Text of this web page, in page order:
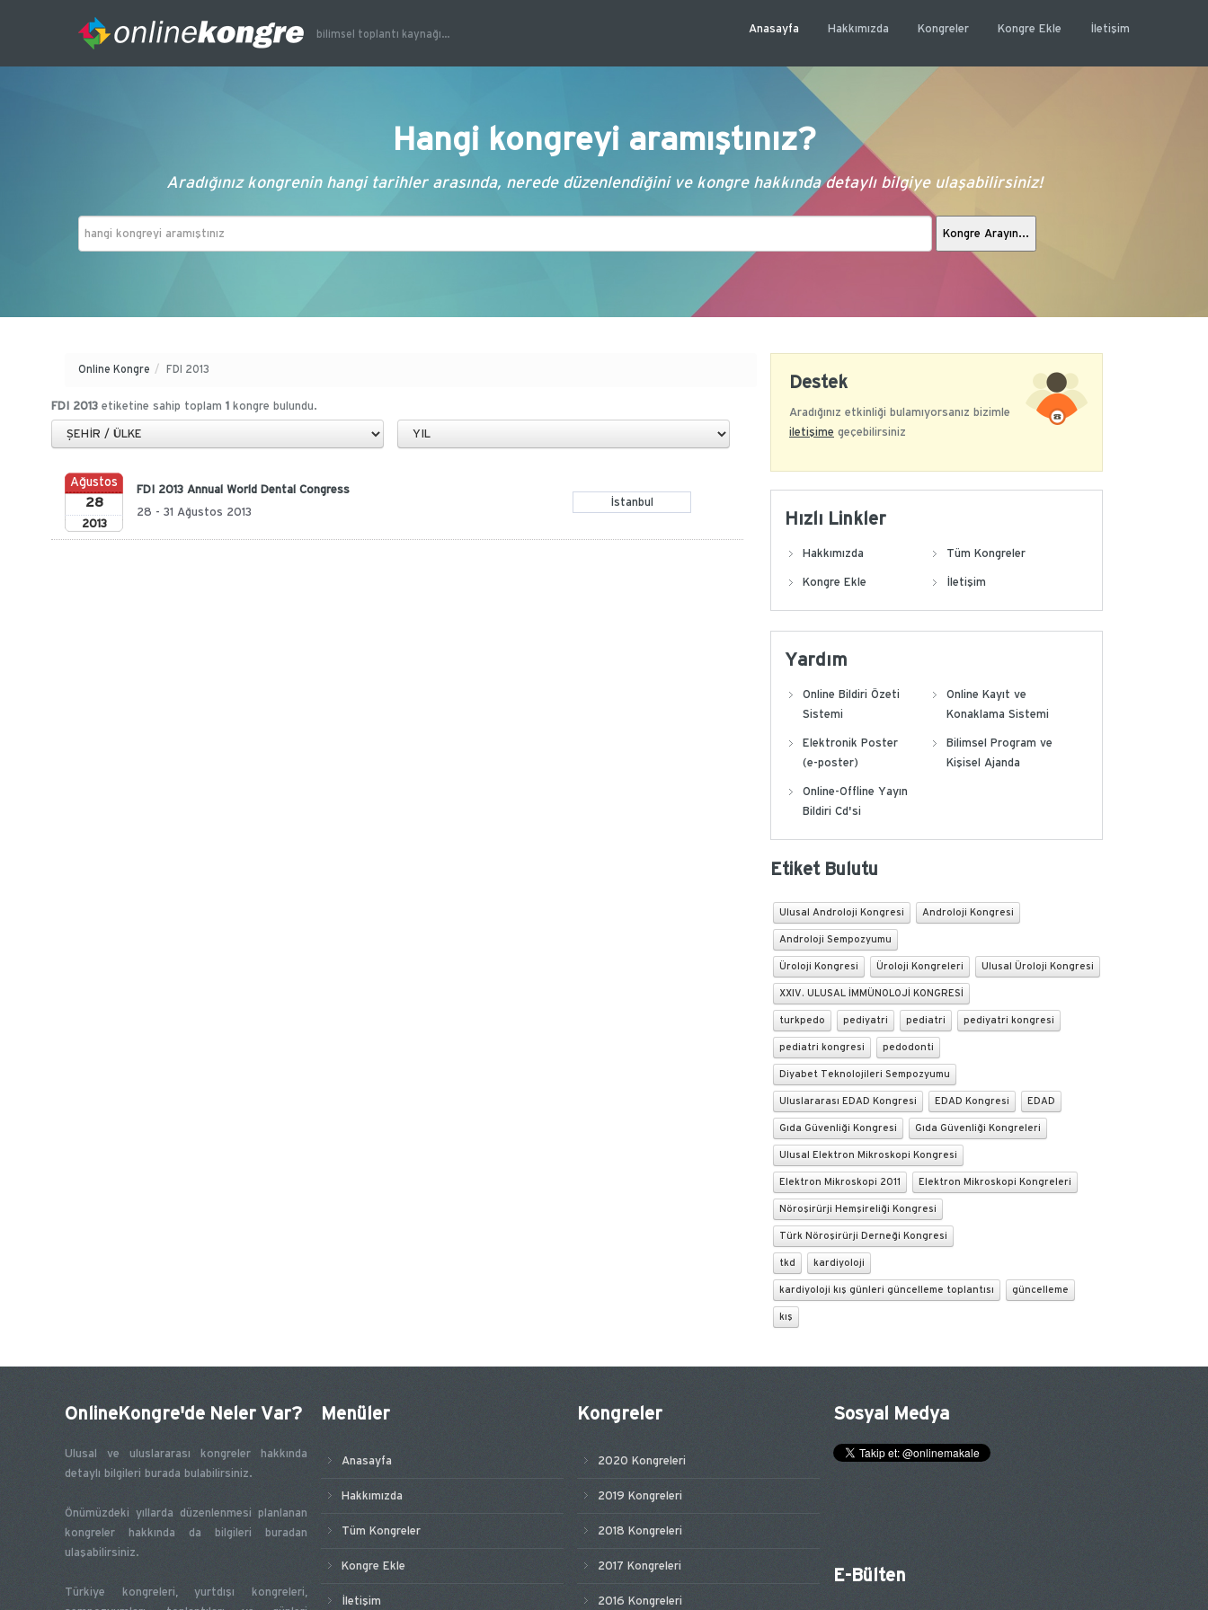
bilimsel toplantı kaynağı...
Anasayfa Hakkımızda Kongreler Kongre Ekle İletişim
Hangi kongreyi aramıştınız?
Aradığınız kongrenin hangi tarihler arasında, nerede düzenlendiğini ve kongre hakkında detaylı bilgiye ulaşabilirsiniz!
Online Kongre / FDI 2013
FDI 2013 etiketine sahip toplam 1 kongre bulundu.
Ağustos
28
2013
FDI 2013 Annual World Dental Congress
28 - 31 Ağustos 2013
İstanbul
Destek
Aradığınız etkinliği bulamıyorsanız bizimle
iletişime geçebilirsiniz
Hızlı Linkler
Hakkımızda Tüm Kongreler
Kongre Ekle İletişim
Yardım
Online Bildiri Özeti
Sistemi
Online Kayıt ve
Konaklama Sistemi
Elektronik Poster
(e-poster)
Bilimsel Program ve
Kişisel Ajanda
Online-Offline Yayın
Bildiri Cd'si
Etiket Bulutu
Ulusal Androloji Kongresi Androloji Kongresi
Androloji Sempozyumu
Üroloji Kongresi Üroloji Kongreleri Ulusal Üroloji Kongresi
XXIV. ULUSAL İMMÜNOLOJİ KONGRESİ
turkpedo pediyatri pediatri pediyatri kongresi
pediatri kongresi pedodonti
Diyabet Teknolojileri Sempozyumu
Uluslararası EDAD Kongresi EDAD Kongresi EDAD
Gıda Güvenliği Kongresi Gıda Güvenliği Kongreleri
Ulusal Elektron Mikroskopi Kongresi
Elektron Mikroskopi 2011 Elektron Mikroskopi Kongreleri
Nöroşirürji Hemşireliği Kongresi
Türk Nöroşirürji Derneği Kongresi
tkd kardiyoloji
kardiyoloji kış günleri güncelleme toplantısı güncelleme
kış
OnlineKongre'de Neler Var?
Ulusal ve uluslararası kongreler hakkında
detaylı bilgileri burada bulabilirsiniz.
Önümüzdeki yıllarda düzenlenmesi planlanan
kongreler hakkında da bilgileri buradan
ulaşabilirsiniz.
Türkiye kongreleri, yurtdışı kongreleri,
Menüler
Anasayfa
Hakkımızda
Tüm Kongreler
Kongre Ekle
İletişim
Kongreler
2020 Kongreleri
2019 Kongreleri
2018 Kongreleri
2017 Kongreleri
2016 Kongreleri
Sosyal Medya
E-Bülten